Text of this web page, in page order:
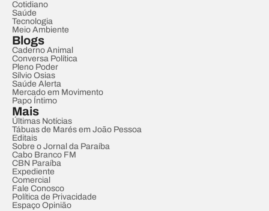
Cotidiano
Saúde
Tecnologia
Meio Ambiente
Blogs
Caderno Animal
Conversa Política
Pleno Poder
Sílvio Osias
Saúde Alerta
Mercado em Movimento
Papo Íntimo
Mais
Últimas Notícias
Tábuas de Marés em João Pessoa
Editais
Sobre o Jornal da Paraíba
Cabo Branco FM
CBN Paraíba
Expediente
Comercial
Fale Conosco
Política de Privacidade
Espaço Opinião